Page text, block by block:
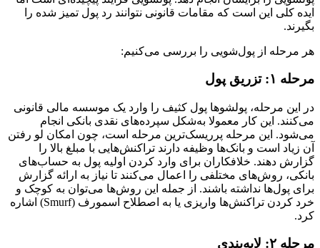
ایده کلی این است که مقامات قانونی نتوانند رد پول تمیز شده را
بگیرند.
هر مرحله از پول‌شویی را بررسی می‌کنیم:
مرحله ۱: تزریق پول
در این مرحله، پولشوها پول کثیف را وارد یک موسسه مالی قانونی
می‌کنند. این کار معمولا به‌شکل سپرده‌های نقدی بانکی انجام
می‌شود. این مرحله پرریسک‌ترین مرحله است، چون امکان لو رفتن
آن زیاد است و بانک‌ها وظیفه دارند تراکنش‌هایی با مبلغ بالا را
گزارش دهند. خلافکاران برای وارد کردن اولیه پول به حساب‌های
بانکی، روش‌های مختلفی را اعمال می‌کنند تا نیاز به ارائه گزارش
برای پول‌ها نداشته باشند. از جمله این روش‌ها می‌توان به کوچک‌ و
خرد کردن تراکنش‌ها واریزی یا به اصطلاح اسمورف (Smurf) اشاره
کرد.
مرحله ۲: لایه‌بندی